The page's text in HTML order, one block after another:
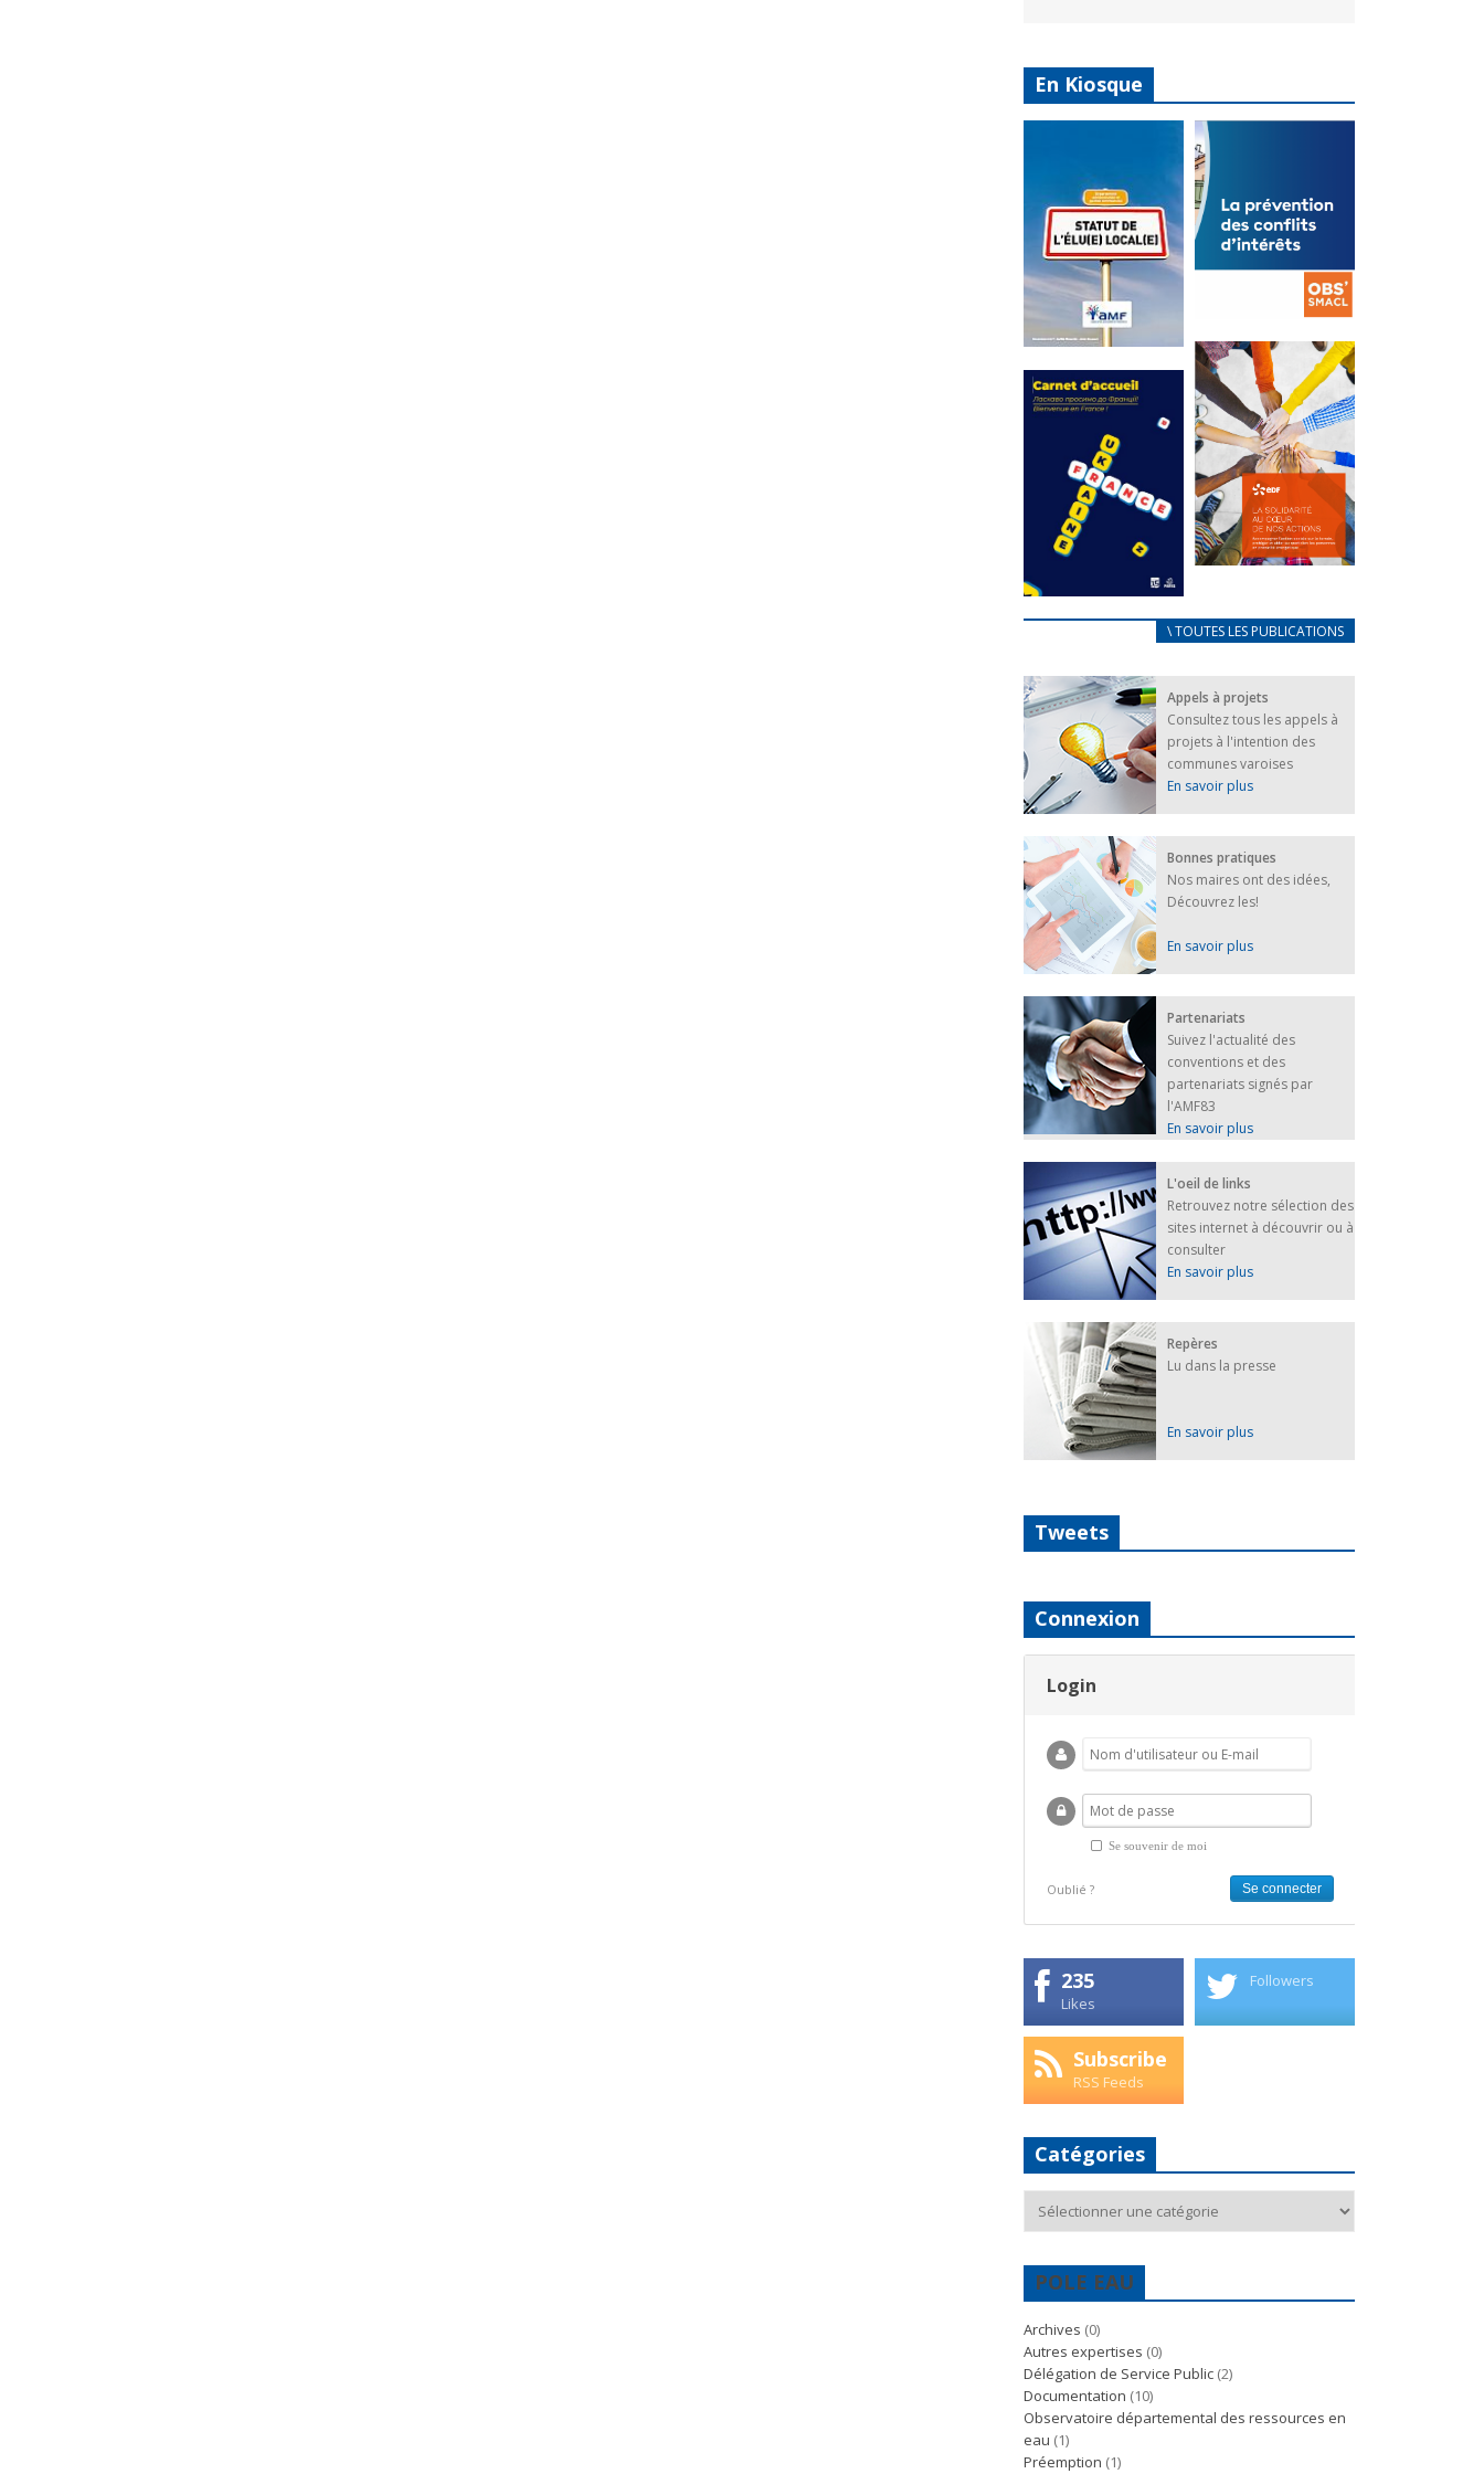
En Kiosque
Statut de
l’élu local
Mise à jour avril
2024
FEUILLETER
La
prévention
des conflits
d’intérêts
18 septembre 2023
FEUILLETER
au coeur de
nos actions
FEUILLETER
FRANÇAIS/UKRAINIEN
25 avril 2022
Afin
d’accompagner
au mieux les
réfugiés
ukrainiens arrivés
en France,...
FEUILLETER
\ TOUTES LES PUBLICATIONS
Appels à projets
Consultez tous les appels à
projets à l'intention des
communes varoises
En savoir plus
Bonnes pratiques
Nos maires ont des idées,
Découvrez les!
En savoir plus
Partenariats
Suivez l'actualité des
conventions et des
partenariats signés par
l'AMF83
En savoir plus
L'oeil de links
Retrouvez notre sélection des
sites internet à découvrir ou à
consulter
En savoir plus
Repères
Lu dans la presse
En savoir plus
Tweets
Connexion
Login
Se souvenir de moi
Oublié ?
235
Likes
Followers
Subscribe
RSS Feeds
Catégories
POLE EAU
Archives (0)
Autres expertises (0)
Délégation de Service Public (2)
Documentation (10)
Observatoire départemental des ressources en
eau (1)
Préemption (1)